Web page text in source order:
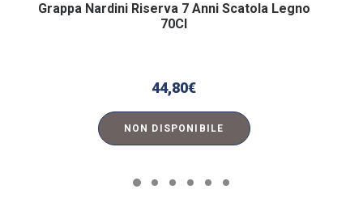
Grappa Nardini Riserva 7 Anni Scatola Legno
70Cl
44,80€
NON DISPONIBILE